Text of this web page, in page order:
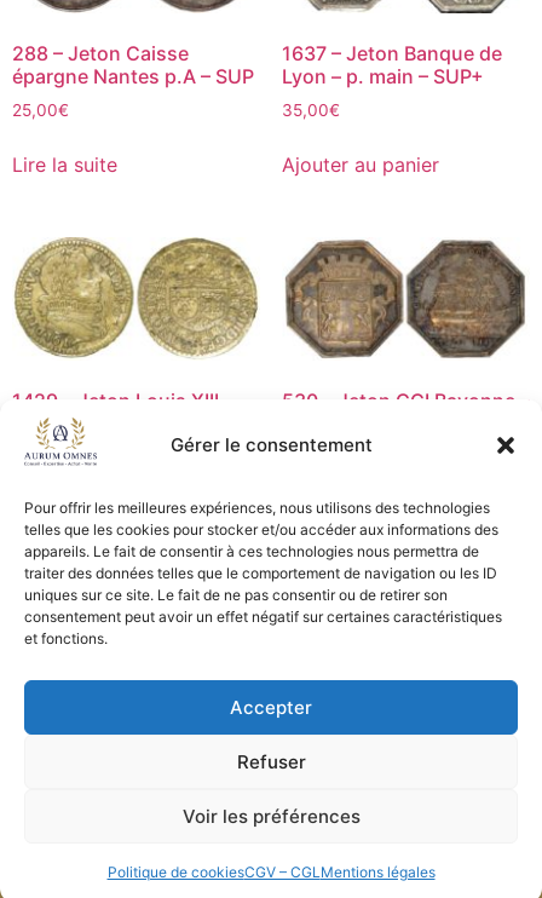
Gérer le consentement
Pour offrir les meilleures expériences, nous utilisons des technologies
telles que les cookies pour stocker et/ou accéder aux informations des
appareils. Le fait de consentir à ces technologies nous permettra de
traiter des données telles que le comportement de navigation ou les ID
uniques sur ce site. Le fait de ne pas consentir ou de retirer son
consentement peut avoir un effet négatif sur certaines caractéristiques
et fonctions.
Accepter
Refuser
Voir les préférences
Politique de cookiesCGV – CGLMentions légales
288 – Jeton Caisse
épargne Nantes p.A – SUP
25,00€
Lire la suite
1637 – Jeton Banque de
Lyon – p. main – SUP+
35,00€
Ajouter au panier
1429 – Jeton Louis XIII
1616 – TB
30,00€
Ajouter au panier
530 – Jeton CCI Bayonne –
45,00€
Lire la suite
CGV - CGL
Copyright © 2026 Aurum Omnes